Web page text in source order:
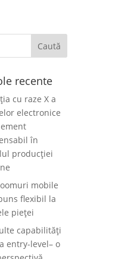
recente
cu raze X a
electronice
în
producției
mobile
flexibil la
pieței
capabilități
entry-level– o